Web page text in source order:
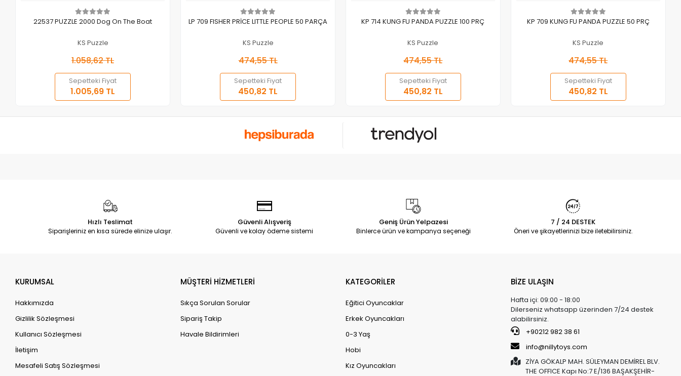
Sepete Ekle
22537 PUZZLE 2000 Dog On The Boat
KS Puzzle
1.058,62 TL
Sepetteki Fiyat
1.005,69 TL
Sepete Ekle
LP 709 FISHER PRİCE LITTLE PEOPLE 50 PARÇA
KS Puzzle
474,55 TL
Sepetteki Fiyat
450,82 TL
Sepete Ekle
KP 714 KUNG FU PANDA PUZZLE 100 PRÇ
KS Puzzle
474,55 TL
Sepetteki Fiyat
450,82 TL
Sepete Ekle
KP 709 KUNG FU PANDA PUZZLE 50 PRÇ
KS Puzzle
474,55 TL
Sepetteki Fiyat
450,82 TL
Hızlı Teslimat
Siparişleriniz en kısa sürede elinize ulaşır.
Güvenli Alışveriş
Güvenli ve kolay ödeme sistemi
Geniş Ürün Yelpazesi
Binlerce ürün ve kampanya seçeneği
7 / 24 DESTEK
Öneri ve şikayetlerinizi bize iletebilirsiniz.
KURUMSAL
Hakkımızda
Gizlilik Sözleşmesi
Kullanıcı Sözleşmesi
İletişim
Mesafeli Satış Sözleşmesi
MÜŞTERİ HİZMETLERİ
Sıkça Sorulan Sorular
Sipariş Takip
Havale Bildirimleri
KATEGORİLER
Eğitici Oyuncaklar
Erkek Oyuncakları
0-3 Yaş
Hobi
Kız Oyuncakları
BİZE ULAŞIN
Hafta içi: 09:00 - 18:00
Dilerseniz whatsapp üzerinden 7/24 destek
alabilirsiniz.
+90212 982 38 61
info@nillytoys.com
ZİYA GÖKALP MAH. SÜLEYMAN DEMİREL BLV.
THE OFFICE Kapı No:7 E/136 BAŞAKŞEHİR-